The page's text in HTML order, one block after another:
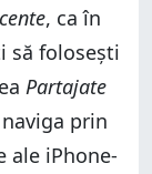
, ca în
să folosești
Partajate
prin
ale iPhone-